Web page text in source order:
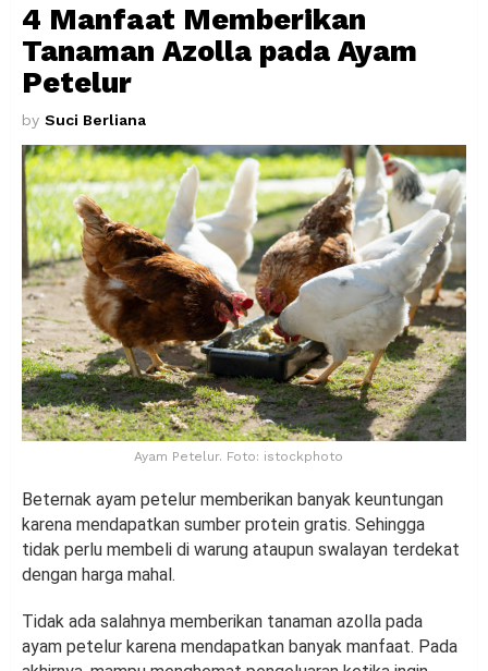
4 Manfaat Memberikan
Tanaman Azolla pada Ayam
Petelur
by Suci Berliana
Ayam Petelur. Foto: istockphoto
Beternak ayam petelur memberikan banyak keuntungan
karena mendapatkan sumber protein gratis. Sehingga
tidak perlu membeli di warung ataupun swalayan terdekat
dengan harga mahal.
Tidak ada salahnya memberikan tanaman azolla pada
ayam petelur karena mendapatkan banyak manfaat. Pada